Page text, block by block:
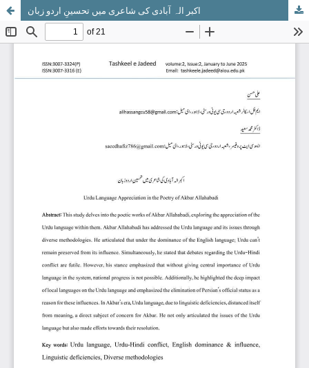
اکبر الہ آبادی کی شاعری میں تحسینِ اردو زبان